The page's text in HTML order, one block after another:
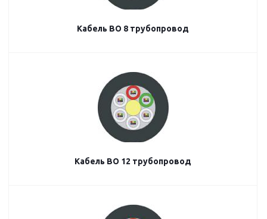
Кабель ВО 8 трубопровод
Кабель ВО 12 трубопровод